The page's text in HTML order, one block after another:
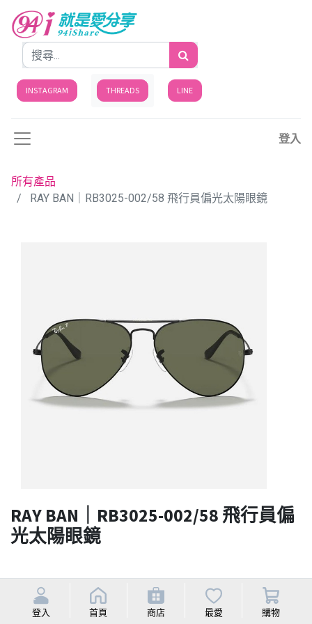
登入
INSTAGRAM THREADS LINE
所有產品
RAY BAN｜RB3025-002/58 飛行員偏光太陽眼鏡
RAY BAN｜RB3025-002/58 飛行員偏
光太陽眼鏡
Selling price
Selling price
Discounted price
回饋點數
5.0%
登入 首頁 商店 最愛 購物